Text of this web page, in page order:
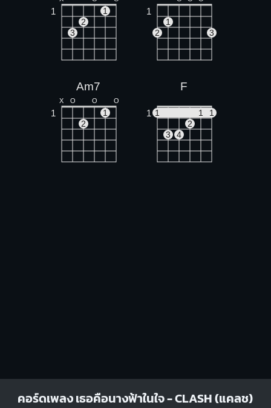
1
1
2
3
1
1
2
3
Am7
X O O O
1
1
2
F
1 1 1
1
2
3
4
คอร์ดเพลง เธอคือนางฟ้าในใจ - CLASH (แคลช)